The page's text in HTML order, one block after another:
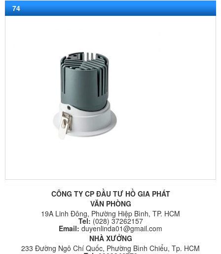
74
CÔNG TY CP ĐẦU TƯ HỒ GIA PHÁT
VĂN PHÒNG
19A Linh Đông, Phường Hiệp Bình, TP. HCM
Tel: (028) 37262157
Email: duyenlinda01@gmail.com
NHÀ XƯỞNG
233 Đường Ngô Chí Quốc, Phường Bình Chiểu, Tp. HCM